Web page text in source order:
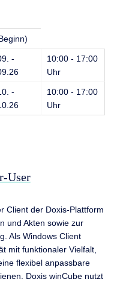
-
10:00 - 17:00
Uhr
-
10:00 - 17:00
Uhr
User
Client der Doxis-Plattform
und Akten sowie zur
Als Windows Client
mit funktionaler Vielfalt,
flexibel anpassbare
Doxis winCube nutzt